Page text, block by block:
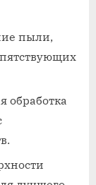
пыли,
обработка